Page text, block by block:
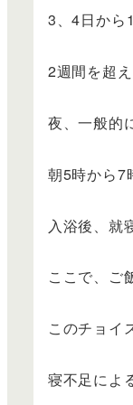
3、4日から
2週間を超
夜、一般的
朝5時から7
入浴後、就
ここで、ご
このチョイ
寝不足によ